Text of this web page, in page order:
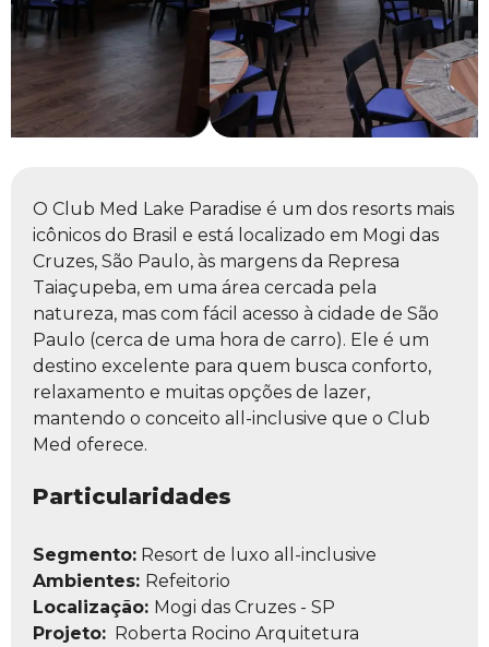
O Club Med Lake Paradise é um dos resorts mais
icônicos do Brasil e está localizado em Mogi das
Cruzes, São Paulo, às margens da Represa
Taiaçupeba, em uma área cercada pela
natureza, mas com fácil acesso à cidade de São
Paulo (cerca de uma hora de carro). Ele é um
destino excelente para quem busca conforto,
relaxamento e muitas opções de lazer,
mantendo o conceito all-inclusive que o Club
Med oferece.
Particularidades
Segmento: Resort de luxo all-inclusive
Ambientes: Refeitorio
Localização: Mogi das Cruzes - SP
Projeto: Roberta Rocino Arquitetura